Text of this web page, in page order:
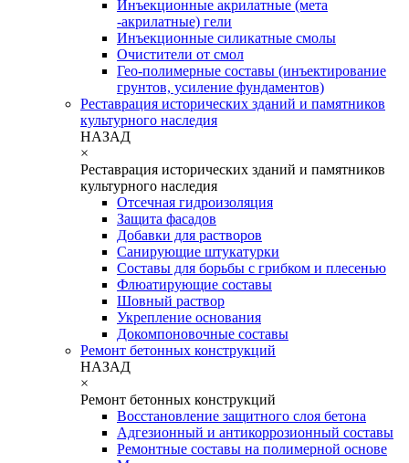
Инъекционные акрилатные (мета
-акрилатные) гели
Инъекционные силикатные смолы
Очистители от смол
Гео-полимерные составы (инъектирование
грунтов, усиление фундаментов)
Реставрация исторических зданий и памятников
культурного наследия
НАЗАД
×
Реставрация исторических зданий и памятников
культурного наследия
Отсечная гидроизоляция
Защита фасадов
Добавки для растворов
Санирующие штукатурки
Составы для борьбы с грибком и плесенью
Флюатирующие составы
Шовный раствор
Укрепление основания
Докомпоновочные составы
Ремонт бетонных конструкций
НАЗАД
×
Ремонт бетонных конструкций
Восстановление защитного слоя бетона
Адгезионный и антикоррозионный составы
Ремонтные составы на полимерной основе